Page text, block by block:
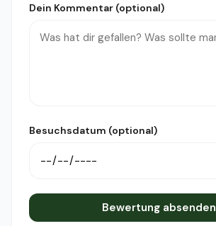
Dein Kommentar (optional)
Besuchsdatum (optional)
Bewertung absenden